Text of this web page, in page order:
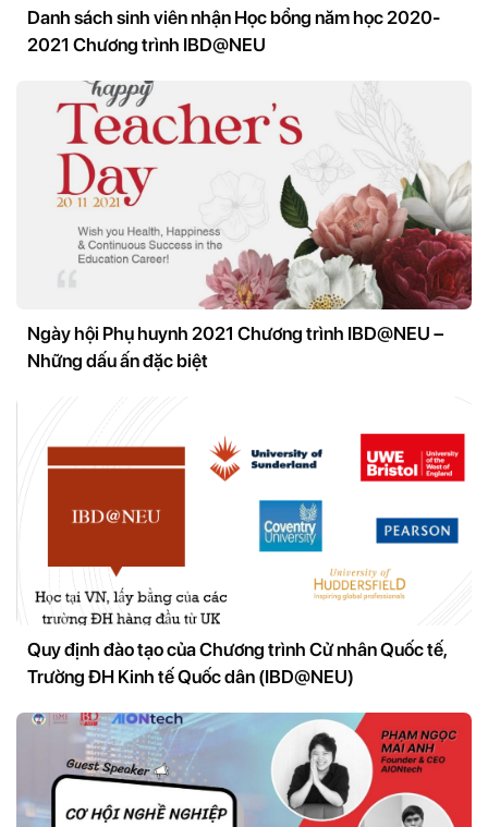
Danh sách sinh viên nhận Học bổng năm học 2020-
2021 Chương trình IBD@NEU
Ngày hội Phụ huynh 2021 Chương trình IBD@NEU –
Những dấu ấn đặc biệt
Quy định đào tạo của Chương trình Cử nhân Quốc tế,
Trường ĐH Kinh tế Quốc dân (IBD@NEU)